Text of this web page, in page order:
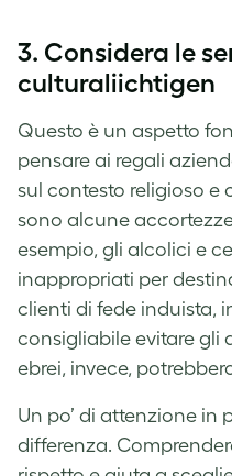
3. Considera le
culturaliichtigen
Questo è un aspetto
pensare ai regali
sul contesto religioso e
sono alcune
esempio, gli alcolici e
inappropriati per
clienti di fede induista,
consigliabile evitare gli
ebrei, invece,
Un po’ di attenzione in
differenza.